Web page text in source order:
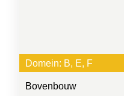
Domein: B, E, F
Bovenbouw